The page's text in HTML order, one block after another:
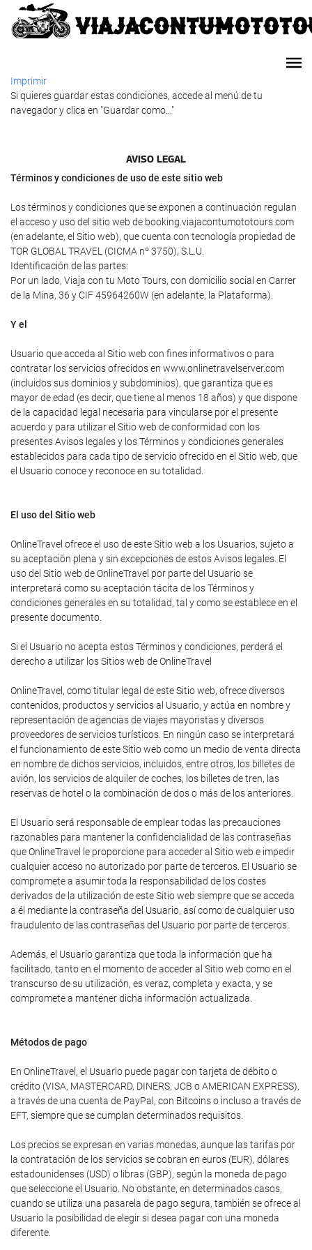
Imprimir
Si quieres guardar estas condiciones, accede al menú de tu
navegador y clica en "Guardar como..."
AVISO LEGAL
Términos y condiciones de uso de este sitio web
Los términos y condiciones que se exponen a continuación regulan
el acceso y uso del sitio web de booking.viajacontumototours.com
(en adelante, el Sitio web), que cuenta con tecnología propiedad de
TOR GLOBAL TRAVEL (CICMA nº 3750), S.L.U.
Identificación de las partes:
Por un lado, Viaja con tu Moto Tours, con domicilio social en Carrer
de la Mina, 36 y CIF 45964260W (en adelante, la Plataforma).
Y el
Usuario que acceda al Sitio web con fines informativos o para
contratar los servicios ofrecidos en www.onlinetravelserver.com
(incluidos sus dominios y subdominios), que garantiza que es
mayor de edad (es decir, que tiene al menos 18 años) y que dispone
de la capacidad legal necesaria para vincularse por el presente
acuerdo y para utilizar el Sitio web de conformidad con los
presentes Avisos legales y los Términos y condiciones generales
establecidos para cada tipo de servicio ofrecido en el Sitio web, que
el Usuario conoce y reconoce en su totalidad.
El uso del Sitio web
OnlineTravel ofrece el uso de este Sitio web a los Usuarios, sujeto a
su aceptación plena y sin excepciones de estos Avisos legales. El
uso del Sitio web de OnlineTravel por parte del Usuario se
interpretará como su aceptación tácita de los Términos y
condiciones generales en su totalidad, tal y como se establece en el
presente documento.
Si el Usuario no acepta estos Términos y condiciones, perderá el
derecho a utilizar los Sitios web de OnlineTravel
OnlineTravel, como titular legal de este Sitio web, ofrece diversos
contenidos, productos y servicios al Usuario, y actúa en nombre y
representación de agencias de viajes mayoristas y diversos
proveedores de servicios turísticos. En ningún caso se interpretará
el funcionamiento de este Sitio web como un medio de venta directa
en nombre de dichos servicios, incluidos, entre otros, los billetes de
avión, los servicios de alquiler de coches, los billetes de tren, las
reservas de hotel o la combinación de dos o más de los anteriores.
El Usuario será responsable de emplear todas las precauciones
razonables para mantener la confidencialidad de las contraseñas
que OnlineTravel le proporcione para acceder al Sitio web e impedir
cualquier acceso no autorizado por parte de terceros. El Usuario se
compromete a asumir toda la responsabilidad de los costes
derivados de la utilización de este Sitio web siempre que se acceda
a él mediante la contraseña del Usuario, así como de cualquier uso
fraudulento de las contraseñas del Usuario por parte de terceros.
Además, el Usuario garantiza que toda la información que ha
facilitado, tanto en el momento de acceder al Sitio web como en el
transcurso de su utilización, es veraz, completa y exacta, y se
compromete a mantener dicha información actualizada.
Métodos de pago
En OnlineTravel, el Usuario puede pagar con tarjeta de débito o
crédito (VISA, MASTERCARD, DINERS, JCB o AMERICAN EXPRESS),
a través de una cuenta de PayPal, con Bitcoins o incluso a través de
EFT, siempre que se cumplan determinados requisitos.
Los precios se expresan en varias monedas, aunque las tarifas por
la contratación de los servicios se cobran en euros (EUR), dólares
estadounidenses (USD) o libras (GBP), según la moneda de pago
que seleccione el Usuario. No obstante, en determinados casos,
cuando se utiliza una pasarela de pago segura, también se ofrece al
Usuario la posibilidad de elegir si desea pagar con una moneda
diferente.